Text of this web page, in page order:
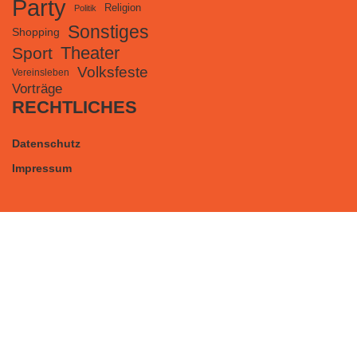
Party Politik Religion
Shopping Sonstiges
Sport Theater
Vereinsleben Volksfeste
Vorträge
RECHTLICHES
Datenschutz
Impressum